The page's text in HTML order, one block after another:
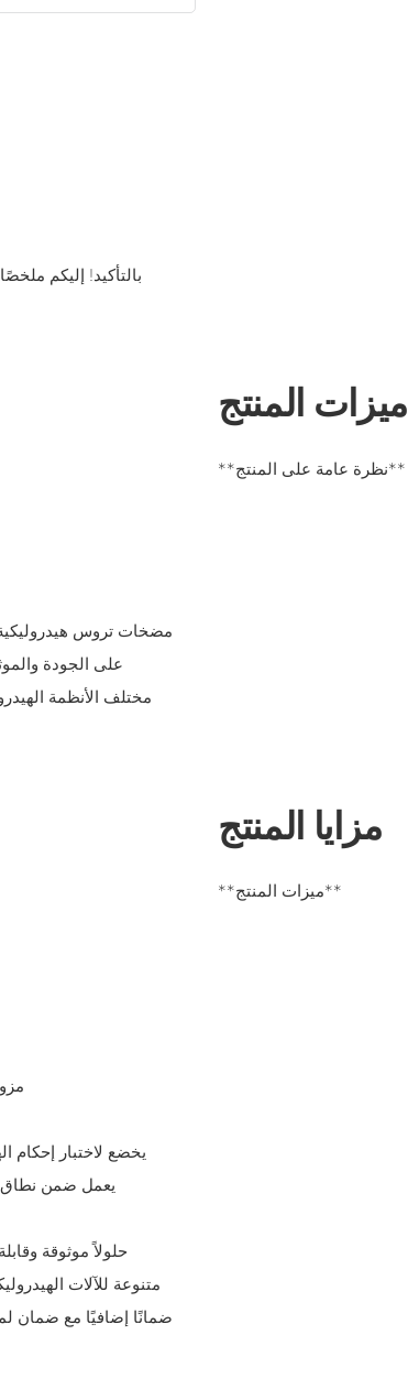
بالتأكيد! إليكم
ميزات المنتج
**نظرة عامة على المنتج**
على الجودة
مختلف الأنظمة
مزايا المنتج
**ميزات المنتج**
-
- يخضع لاختبار إحكام الهواء
- يعمل ضمن نطاق سرعة واسع (600-3200
متنوعة للآلات